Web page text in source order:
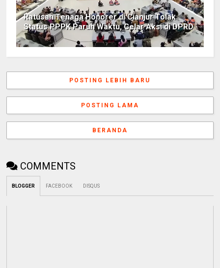
Ratusan Tenaga Honorer di Cianjur Tolak
Status PPPK Paruh Waktu, Gelar Aksi di DPRD
POSTING LEBIH BARU
POSTING LAMA
BERANDA
COMMENTS
BLOGGER FACEBOOK DISQUS